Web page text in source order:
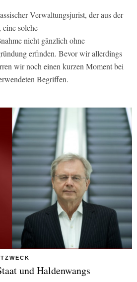
Verwaltungsjurist, der aus der
solche
nicht gänzlich ohne
erfinden. Bevor wir allerdings
wir noch einen kurzen Moment bei
Begriffen.
und Haldenwangs